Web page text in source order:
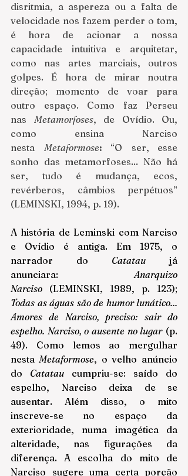
disritmia, a aspereza ou a falta de
velocidade nos fazem perder o tom,
é hora de acionar a nossa
capacidade intuitiva e arquitetar,
como nas artes marciais, outros
golpes. É hora de mirar noutra
direção; momento de voar para
outro espaço. Como faz Perseu
nas Metamorfoses, de Ovídio. Ou,
como ensina Narciso
nesta Metaformose: “O ser,
esse
sonho das metamorfoses... Não há
ser, tudo é mudança, ecos,
revérberos, câmbios perpétuos”
(LEMINSKI, 1994, p. 19).
A história de Leminski com Narciso
e Ovídio é antiga. Em 1975, o
narrador do Catatau
já
anunciara: Anarquizo
Narciso
(LEMINSKI, 1989, p. 123
Todas as águas são de humor lunático...
Amores de Narciso, preciso: sair do
espelho. Narciso, o ausente no lugar (p.
49). Como lemos ao mergulhar
nesta Metaformose, o velho anúncio
do Catatau cumpriu-se: saído do
espelho, Narciso deixa de se
ausentar. Além disso, o mito
inscreve-se no espaço da
exterioridade, numa imagética da
alteridade, nas figurações da
diferença. A escolha do mito de
Narciso sugere uma certa porção